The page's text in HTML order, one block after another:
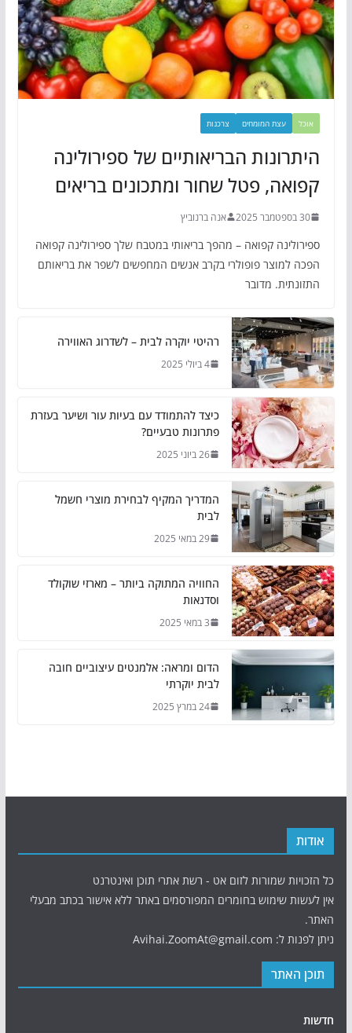
אוכל עצת המומחים צרכנות
היתרונות הבריאותיים של ספירולינה
קפואה, פטל שחור ומתכונים בריאים
30 בספטמבר 2025 אנה ברנוביץ
ספירולינה קפואה – מהפך בריאותי במטבח שלך ספירולינה קפואה
הפכה למוצר פופולרי בקרב אנשים המחפשים לשפר את בריאותם
התזונתית. מדובר
רהיטי יוקרה לבית – לשדרוג האווירה
4 ביולי 2025
כיצד להתמודד עם בעיות עור ושיער בעזרת
פתרונות טבעיים?
26 ביוני 2025
המדריך המקיף לבחירת מוצרי חשמל
לבית
29 במאי 2025
החוויה המתוקה ביותר – מארזי שוקולד
וסדנאות
3 במאי 2025
הדום ומראה: אלמנטים עיצוביים חובה
לבית יוקרתי
24 במרץ 2025
אודות
כל הזכויות שמורות לזום אט - רשת אתרי תוכן ואינטרנט
אין לעשות שימוש בחומרים המפורסמים באתר ללא אישור בכתב מבעלי
האתר.
ניתן לפנות ל: Avihai.ZoomAt@gmail.com
תוכן האתר
חדשות